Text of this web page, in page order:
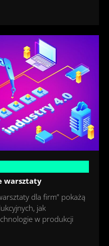
warsztaty
dla firm” pokażą
jak
w produkcji